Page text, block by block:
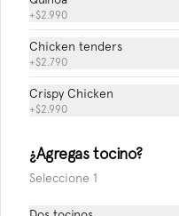
vainilla, syrup de chocolate y
chantilly.
$7.490
Agua Mineral con gas
+$2.990
Chicken tenders
+$2.790
Crispy Chicken
+$2.990
¿Agregas tocino?
Seleccione 1